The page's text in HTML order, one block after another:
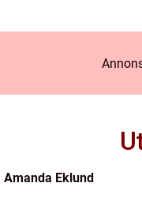
Amanda Eklund